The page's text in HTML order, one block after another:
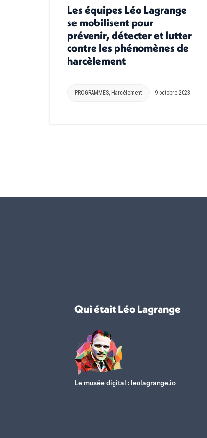
Les équipes Léo Lagrange
se mobilisent pour
prévenir, détecter et lutter
contre les phénomènes de
harcèlement
PROGRAMMES Harcèlement 9 octobre 2023
Qui était Léo Lagrange
Le musée digital : leolagrange.io